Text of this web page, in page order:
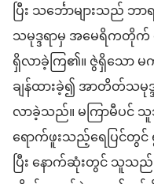
ပြီး သင်္ဘောများသည်
သမုဒ္ဒရာမှ အမေရိကတိုက်
ရှိလာခဲ့ကြ၏။ ဇွဲရှိသော
ချန်ထားခဲ့၍ အာတိတ်သမု
လာခဲ့သည်။ မကြာမီပင်
ရောက်ဖူးသည့်ရေပြင်တွင်
ပြီး နောက်ဆုံးတွင် သူသ